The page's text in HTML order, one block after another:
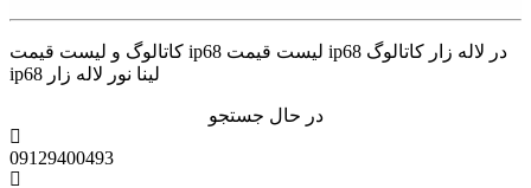
کاتالوگ و لیست قیمت ip68 لیست قیمت ip68 در لاله زار کاتالوگ
ip68 لینا نور لاله زار
در حال جستجو
09129400493